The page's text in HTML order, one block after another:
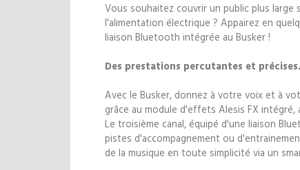
Vous souhaitez couvrir un public plus
l'alimentation électrique ? Appairez en
liaison Bluetooth intégrée au Busker !
Des prestations percutantes et précises.
Avec le Busker, donnez à votre voix et à
grâce au module d'effets Alesis FX intégré,
Le troisième canal, équipé d'une liaison
pistes d'accompagnement ou
de la musique en toute simplicité via un